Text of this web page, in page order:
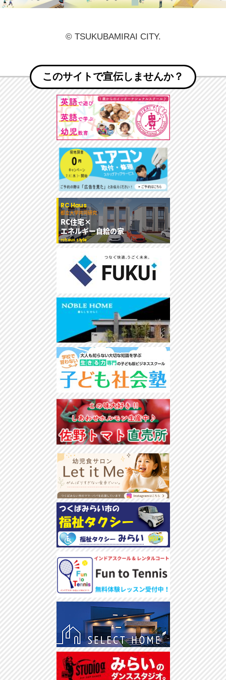
© TSUKUBAMIRAI CITY.
このサイトで宣伝しませんか？